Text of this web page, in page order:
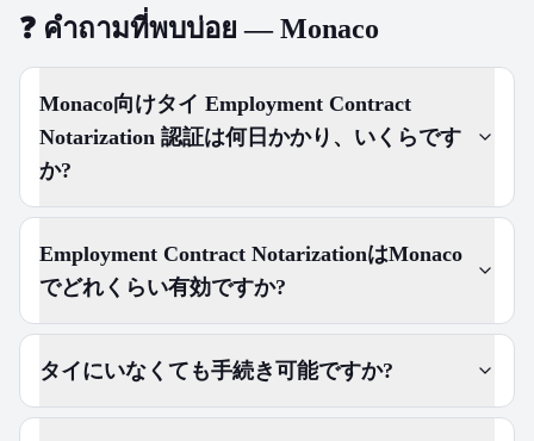
❓ คำถามที่พบบ่อย — Monaco
Monaco向けタイ Employment Contract
Notarization 認証は何日かかり、いくらです
か?
Employment Contract NotarizationはMonaco
でどれくらい有効ですか?
タイにいなくても手続き可能ですか?